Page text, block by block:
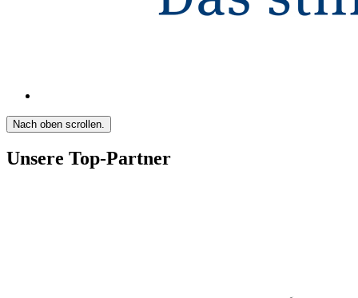
Nach oben scrollen.
Unsere Top-Partner